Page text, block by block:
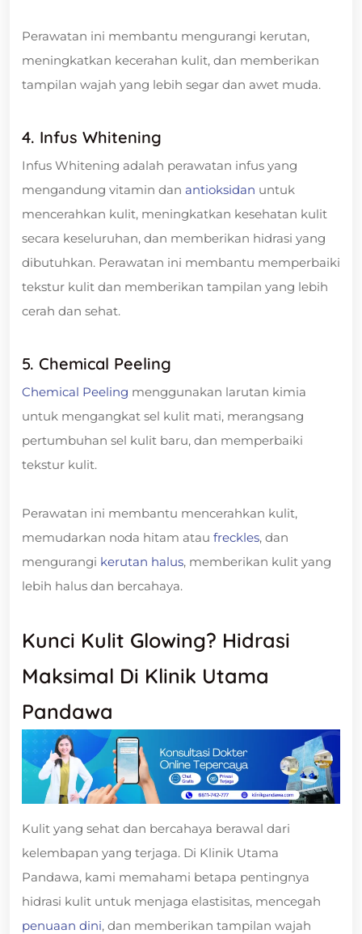
Perawatan ini membantu mengurangi kerutan,
meningkatkan kecerahan kulit, dan memberikan
tampilan wajah yang lebih segar dan awet muda.
4. Infus Whitening
Infus Whitening adalah perawatan infus yang
mengandung vitamin dan antioksidan untuk
mencerahkan kulit, meningkatkan kesehatan kulit
secara keseluruhan, dan memberikan hidrasi yang
dibutuhkan. Perawatan ini membantu memperbaiki
tekstur kulit dan memberikan tampilan yang lebih
cerah dan sehat.
5. Chemical Peeling
Chemical Peeling menggunakan larutan kimia
untuk mengangkat sel kulit mati, merangsang
pertumbuhan sel kulit baru, dan memperbaiki
tekstur kulit.
Perawatan ini membantu mencerahkan kulit,
memudarkan noda hitam atau freckles, dan
mengurangi kerutan halus, memberikan kulit yang
lebih halus dan bercahaya.
Kunci Kulit Glowing? Hidrasi
Maksimal Di Klinik Utama
Pandawa
Kulit yang sehat dan bercahaya berawal dari
kelembapan yang terjaga. Di Klinik Utama
Pandawa, kami memahami betapa pentingnya
hidrasi kulit untuk menjaga elastisitas, mencegah
penuaan dini, dan memberikan tampilan wajah